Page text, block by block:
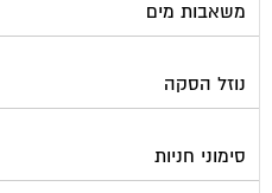
צביעת חדרי מדרגות
קבלני שיפוצים לבתים משותפים
קונסטרוקטור